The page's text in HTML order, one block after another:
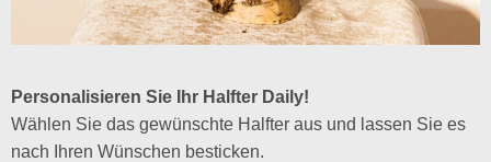
Personalisieren Sie Ihr Halfter Daily!
Wählen Sie das gewünschte Halfter aus und lassen Sie es
nach Ihren Wünschen besticken.